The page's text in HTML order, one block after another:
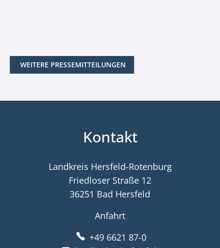
WEITERE PRESSEMITTEILUNGEN
Kontakt
Landkreis Hersfeld-Rotenburg
Friedloser Straße 12
36251 Bad Hersfeld
Anfahrt
+49 6621 87-0